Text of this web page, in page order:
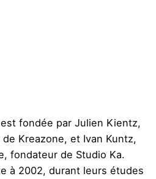
est fondée par Julien Kientz,
Kreazone, et Ivan Kuntz,
fondateur de Studio Ka.
à 2002, durant leurs études